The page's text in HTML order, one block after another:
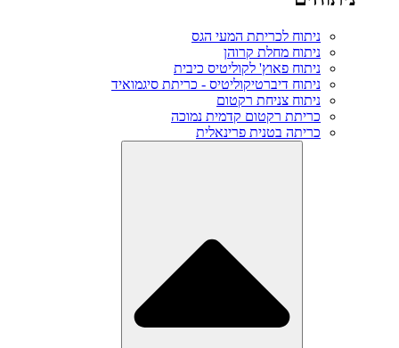
ניתוח לכריתת המעי הגס
ניתוח מחלת קרוהן
ניתוח פאוץ' לקוליטיס כיבית
ניתוח דיברטיקוליטיס - כריתת סיגמואיד
ניתוח צניחת רקטום
כריתת רקטום קדמית נמוכה
כריתה בטנית פרינאלית